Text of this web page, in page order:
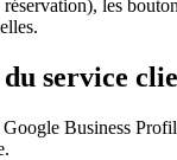
les
service
Business